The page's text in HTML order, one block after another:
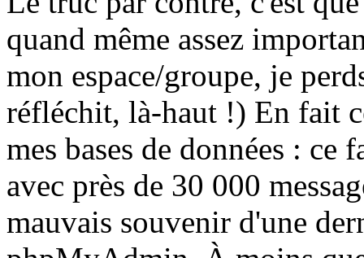
quand même assez
mon espace/groupe, je
réfléchit, là-haut !) En fait
mes bases de données :
avec près de 30 000
mauvais souvenir d'une